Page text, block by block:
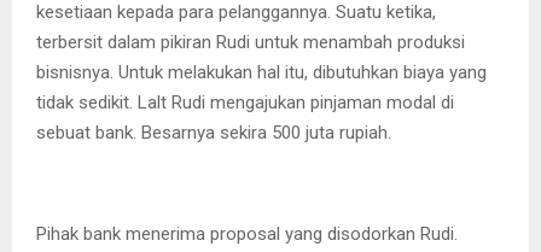
kesetiaan kepada para pelanggannya. Suatu ketika,
terbersit dalam pikiran Rudi untuk menambah produksi
bisnisnya. Untuk melakukan hal itu, dibutuhkan biaya yang
tidak sedikit. Lalt Rudi mengajukan pinjaman modal di
sebuat bank. Besarnya sekira 500 juta rupiah.
Pihak bank menerima proposal yang disodorkan Rudi.